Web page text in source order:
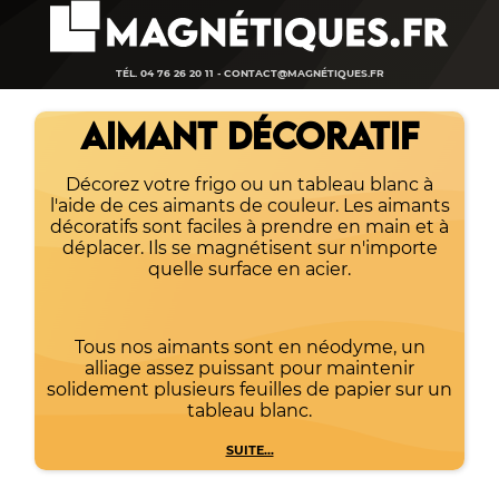
TÉL. 04 76 26 20 11 - CONTACT@MAGNÉTIQUES.FR
AIMANT DÉCORATIF
Décorez votre frigo ou un tableau blanc à
l'aide de ces aimants de couleur. Les aimants
décoratifs sont faciles à prendre en main et à
déplacer. Ils se magnétisent sur n'importe
quelle surface en acier.
Tous nos aimants sont en néodyme, un
alliage assez puissant pour maintenir
solidement plusieurs feuilles de papier sur un
tableau blanc.
SUITE...